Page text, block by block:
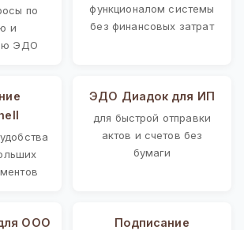
по
и
ЭДО
функционалом системы
без финансовых затрат
ЭДО Диадок для ИП
для быстрой отправки
актов и счетов без
бумаги
ООО
Подписание